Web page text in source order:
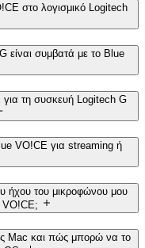
στο λογισμικό Logitech
είναι συμβατά με το Blue
τη συσκευή Logitech G
VO!CE για streaming ή
ήχου του μικροφώνου μου
VO!CE;
Mac και πώς μπορώ να το